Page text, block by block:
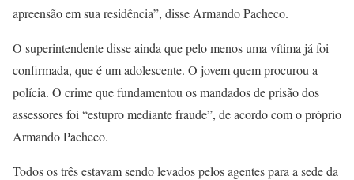
apreensão em sua residência”, disse Armando Pacheco.
O superintendente disse ainda que pelo menos uma vítima já foi
confirmada, que é um adolescente. O jovem quem procurou a
polícia. O crime que fundamentou os mandados de prisão dos
assessores foi “estupro mediante fraude”, de acordo com o próprio
Armando Pacheco.
Todos os três estavam sendo levados pelos agentes para a sede da